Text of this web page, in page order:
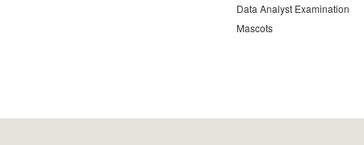
Data Analyst Examination
Mascots